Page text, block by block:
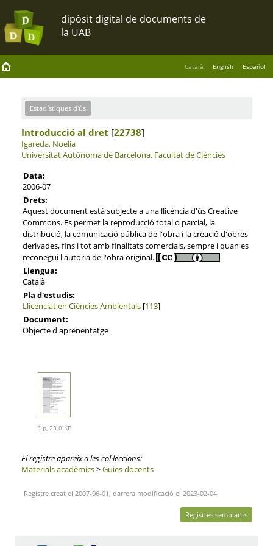
Català English Español
Estadístiques d'ús
Introducció al dret [22738]
Igareda, Noelia
Universitat Autònoma de Barcelona. Facultat de Ciències
Data:
2006-07
Drets:
Aquest document està subjecte a una llicència d'ús Creative
Commons. Es permet la reproducció total o parcial, la
distribució, la comunicació pública de l'obra i la creació d'obres
derivades, fins i tot amb finalitats comercials, sempre i quan es
reconegui l'autoria de l'obra original.
Llengua:
Català
Pla d'estudis:
Llicenciat en Ciències Ambientals[113]
Document:
Objecte d'aprenentatge
3 p, 23.0 KB
El registre apareix a les col·leccions:
Materials acadèmics>Guies docents
Registre creat el 2007-06-01, darrera modificació el 2023-02-04
Registres semblants